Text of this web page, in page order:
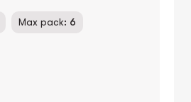
Max pack: 6